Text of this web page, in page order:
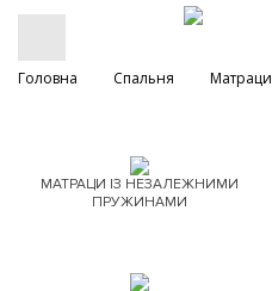
Головна Спальня Матраци
МАТРАЦИ ІЗ НЕЗАЛЕЖНИМИ
ПРУЖИНАМИ